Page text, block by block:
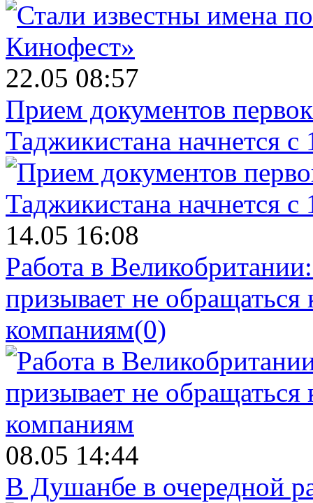
22.05 08:57
Прием документов
Таджикистана начнется с
14.05 16:08
Работа в
призывает не
компаниям(0)
08.05 14:44
В Душанбе в очередной